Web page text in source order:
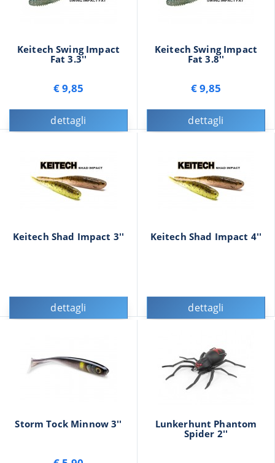
Keitech Swing Impact
Fat 3.3''
€ 9,85
dettagli
Keitech Swing Impact
Fat 3.8''
€ 9,85
dettagli
Keitech Shad Impact 3''
dettagli
Keitech Shad Impact 4''
dettagli
Storm Tock Minnow 3'' Lunkerhunt Phantom
Spider 2''